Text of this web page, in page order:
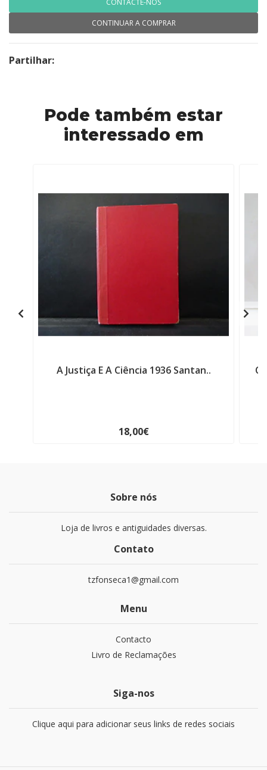
CONTACTE-NOS
CONTINUAR A COMPRAR
Partilhar:
Pode também estar
interessado em
A Justiça E A Ciência 1936 Santan..
18,00€
Sobre nós
Loja de livros e antiguidades diversas.
Contato
tzfonseca1@gmail.com
Menu
Contacto
Livro de Reclamações
Siga-nos
Clique aqui para adicionar seus links de redes sociais